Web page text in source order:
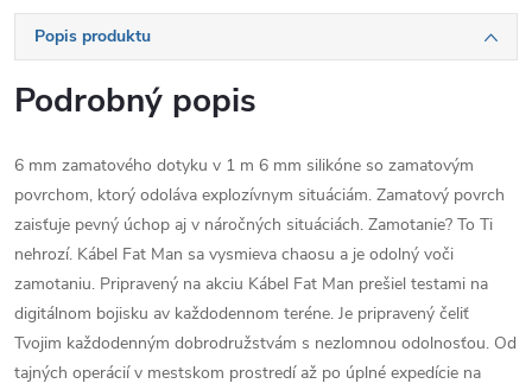
Popis produktu
Podrobný popis
6 mm zamatového dotyku v 1 m 6 mm silikóne so zamatovým
povrchom, ktorý odoláva explozívnym situáciám. Zamatový povrch
zaisťuje pevný úchop aj v náročných situáciách. Zamotanie? To Ti
nehrozí. Kábel Fat Man sa vysmieva chaosu a je odolný voči
zamotaniu. Pripravený na akciu Kábel Fat Man prešiel testami na
digitálnom bojisku av každodennom teréne. Je pripravený čeliť
Tvojim každodenným dobrodružstvám s nezlomnou odolnosťou. Od
tajných operácií v mestskom prostredí až po úplné expedície na